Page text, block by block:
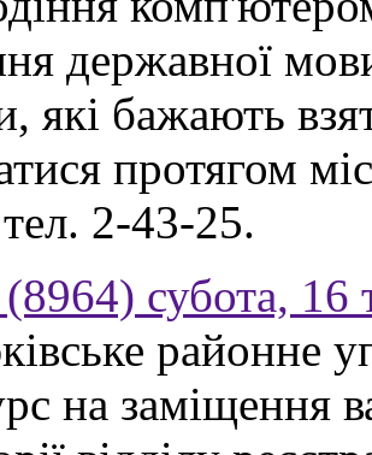
державної
які бажають
протягом
2-43-25.
субота, 16
районне
на заміщення